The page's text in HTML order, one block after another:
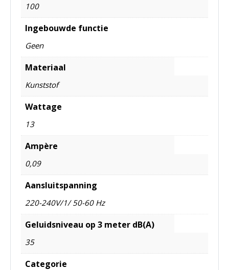
100
Ingebouwde functie
Geen
Materiaal
Kunststof
Wattage
13
Ampère
0,09
Aansluitspanning
220-240V/1/ 50-60 Hz
Geluidsniveau op 3 meter dB(A)
35
Categorie